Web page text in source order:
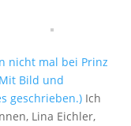
nicht mal bei Prinz
Bild und
geschrieben.) Ich
Lina Eichler,